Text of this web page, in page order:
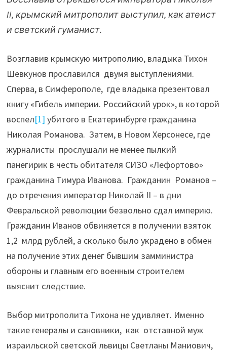
II, крымский митрополит выступил, как атеист
и светский гуманист.
Возглавив крымскую митрополию, владыка Тихон
Шевкунов прославился двумя выступлениями.
Сперва, в Симферополе, где владыка презентовал
книгу «Гибель империи. Российский урок», в которой
воспел[1] убитого в Екатеринбурге гражданина
Николая Романова. Затем, в Новом Херсонесе, где
журналисты прослушали не менее пылкий
панегирик в честь обитателя СИЗО «Лефортово»
гражданина Тимура Иванова. Гражданин Романов –
до отречения император Николай II – в дни
Февральской революции безвольно сдал империю.
Гражданин Иванов обвиняется в получении взяток
1,2 млрд рублей, а сколько было украдено в обмен
на получение этих денег бывшим замминистра
обороны и главным его военным строителем
выяснит следствие.
Выбор митрополита Тихона не удивляет. Именно
такие генералы и сановники, как отставной муж
израильской светской львицы Светланы Маниович,